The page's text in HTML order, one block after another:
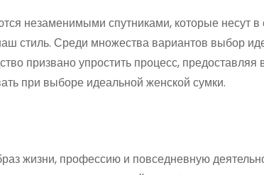
незаменимыми спутниками, которые несут
стиль. Среди множества вариантов выбор
призвано упростить процесс,
при выборе идеальной женской сумки.
жизни, профессию и повседневную